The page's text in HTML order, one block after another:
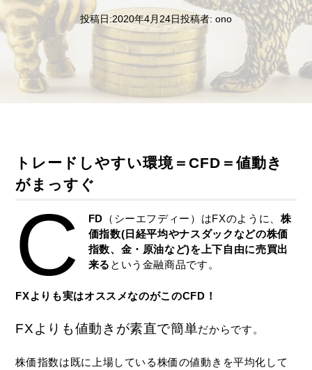
投稿日:2020年4月24日投稿者: ono
トレードしやすい環境＝CFD＝値動き
がまっすぐ
C FD （シーエフディー）はFXのように、 株
価指数(日経平均やナスダックなどの株価
指数、金・原油など)を上下自由に売買出
来る という金融商品です。
FXよりも実はオススメなのがこのCFD！
FXよりも値動きが素直で簡単だからです。
株価指数は既に上場している株価の値動きを平均化して